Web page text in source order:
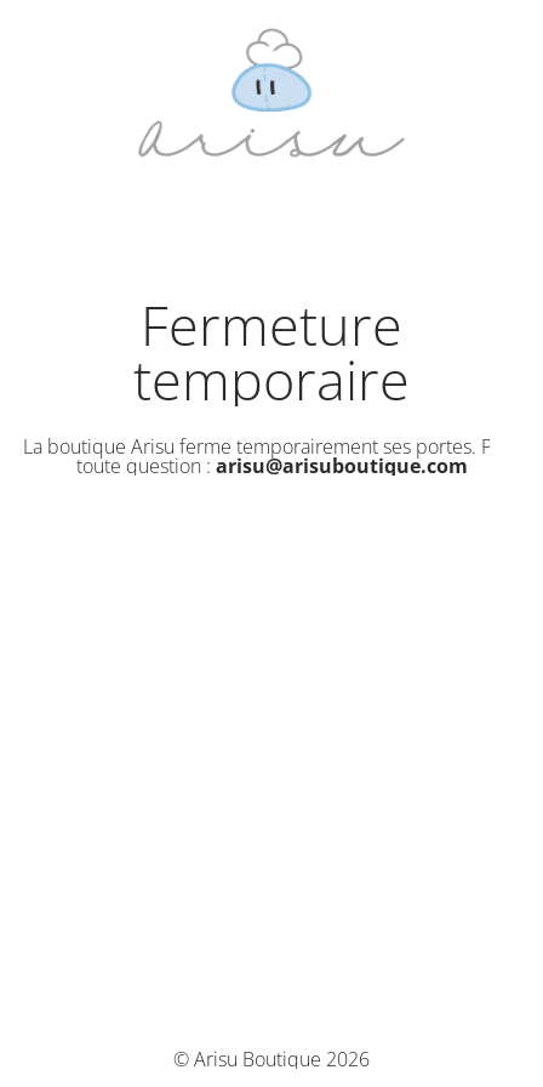
Fermeture
temporaire
La boutique Arisu ferme temporairement ses portes. Pour
toute question : arisu@arisuboutique.com
© Arisu Boutique 2026